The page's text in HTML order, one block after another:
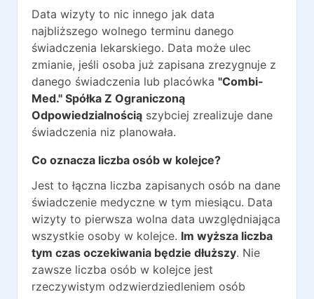
Data wizyty to nic innego jak data
najbliższego wolnego terminu danego
świadczenia lekarskiego. Data może ulec
zmianie, jeśli osoba już zapisana zrezygnuje z
danego świadczenia lub placówka "Combi-
Med." Spółka Z Ograniczoną
Odpowiedzialnością szybciej zrealizuje dane
świadczenia niz planowała.
Co oznacza liczba osób w kolejce?
Jest to łączna liczba zapisanych osób na dane
świadczenie medyczne w tym miesiącu. Data
wizyty to pierwsza wolna data uwzględniająca
wszystkie osoby w kolejce. Im wyższa liczba
tym czas oczekiwania będzie dłuższy. Nie
zawsze liczba osób w kolejce jest
rzeczywistym odzwierdziedleniem osób